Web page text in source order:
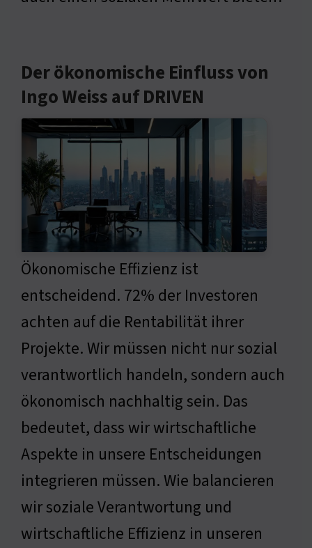
Der ökonomische Einfluss von
Ingo Weiss auf DRIVEN
Ökonomische Effizienz ist
entscheidend. 72% der Investoren
achten auf die Rentabilität ihrer
Projekte. Wir müssen nicht nur sozial
verantwortlich handeln, sondern auch
ökonomisch nachhaltig sein. Das
bedeutet, dass wir wirtschaftliche
Aspekte in unsere Entscheidungen
integrieren müssen. Wie balancieren
wir soziale Verantwortung und
wirtschaftliche Effizienz in unseren